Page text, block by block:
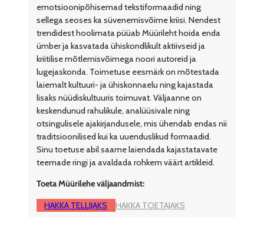
emotsioonipõhisemad tekstiformaadid ning
sellega seoses ka süvenemisvõime kriisi. Nendest
trendidest hoolimata püüab Müürileht hoida enda
ümber ja kasvatada ühiskondlikult aktiivseid ja
kriitilise mõtlemisvõimega noori autoreid ja
lugejaskonda. Toimetuse eesmärk on mõtestada
laiemalt kultuuri- ja ühiskonnaelu ning kajastada
lisaks nüüdiskultuuris toimuvat. Väljaanne on
keskendunud rahulikule, analüüsivale ning
otsingulisele ajakirjandusele, mis ühendab endas nii
traditsioonilised kui ka uuenduslikud formaadid.
Sinu toetuse abil saame laiendada kajastatavate
teemade ringi ja avaldada rohkem väärt artikleid.
Toeta Müürilehe väljaandmist:
HAKKA TELLIJAKS HAKKA TOETAJAKS